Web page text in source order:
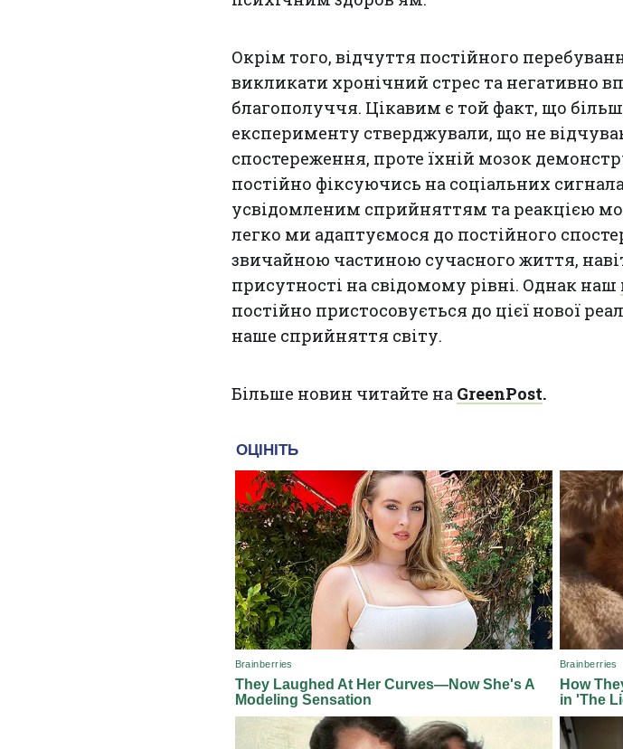
Окрім того, відчуття постійного
викликати хронічний стрес та негативно
благополуччя. Цікавим є той факт, що
експерименту стверджували, що не
спостереження, проте їхній мозок
постійно фіксуючись на соціальних
усвідомленим сприйняттям та реакцією
легко ми адаптуємося до постійного
звичайною частиною сучасного життя,
присутності на свідомому рівні. Однак наш
постійно пристосовується до цієї нової
наше сприйняття світу.
Більше новин читайте на GreenPost.